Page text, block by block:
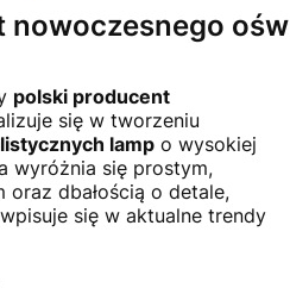
nowoczesnego
polski producent
się w tworzeniu
lamp o wysokiej
wyróżnia się prostym,
dbałością o detale,
się w aktualne trendy